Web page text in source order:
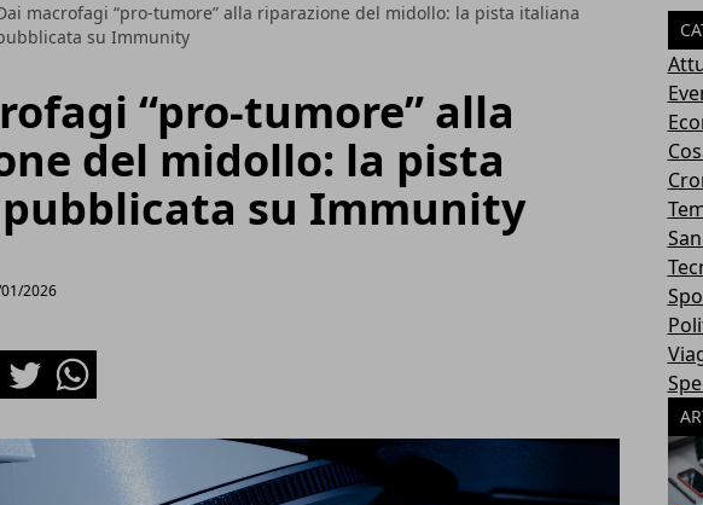
macrofagi “pro-tumore” alla riparazione del midollo: la pista italiana
su Immunity
“pro-tumore” alla
del midollo: la pista
su Immunity
2026
TwitterWhatsapp